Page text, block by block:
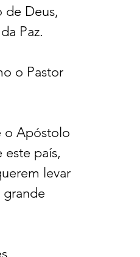
de Deus,
Paz.
o Pastor
o Apóstolo
país,
levar
grande